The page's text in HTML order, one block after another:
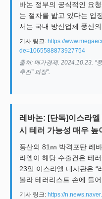
바논 정부의 공식적인 요
는 절차를 밟고 있다는 입
서는 국내 방산업체 풍산
기사 링크: https://
de=1065588873927754
출처: 메가경제. 2024.10.23. “
추진" 파장”.
레바논: [단독]이스라엘
시 테러 가능성 매우 높
풍산의 81㎜ 박격포탄 레
라엘이 해당 수출건은 테
23일 이스라엘 대사관은 “
볼라 테러리스트 손에 들
기사 링크: https://